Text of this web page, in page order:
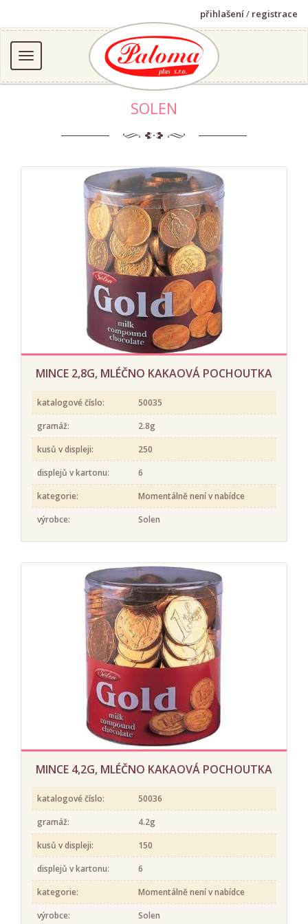
přihlašení/ registrace
SOLEN
MINCE 2,8G, MLÉČNO KAKAOVÁ POCHOUTKA
katalogové číslo:
50035
gramáž:
2.8g
kusů v displeji:
250
displejů v kartonu:
6
kategorie:
Momentálně není v nabídce
výrobce:
Solen
MINCE 4,2G, MLÉČNO KAKAOVÁ POCHOUTKA
katalogové číslo:
50036
gramáž:
4.2g
kusů v displeji:
150
displejů v kartonu:
6
kategorie:
Momentálně není v nabídce
výrobce:
Solen